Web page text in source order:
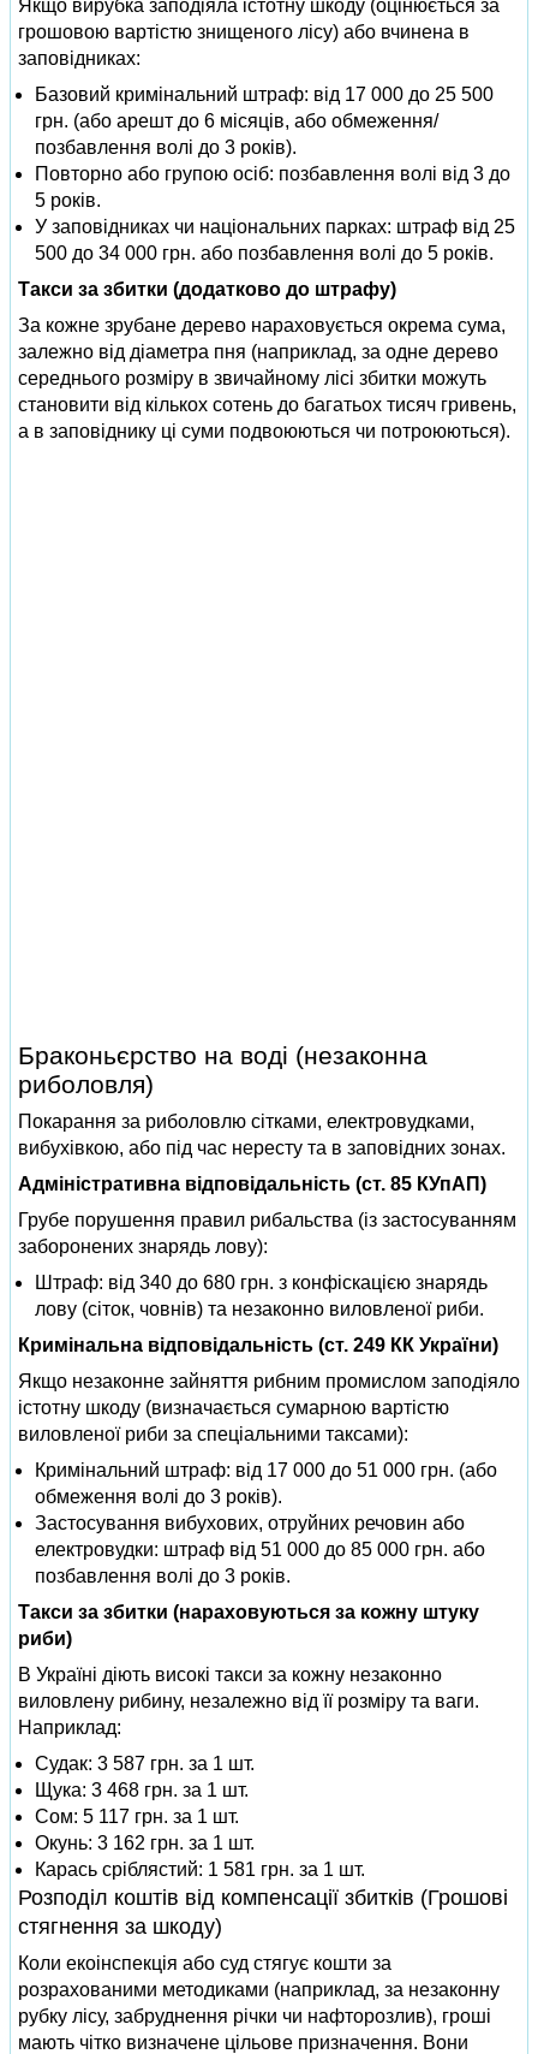
Якщо вирубка заподіяла істотну шкоду (оцінюється за
грошовою вартістю знищеного лісу) або вчинена в
заповідниках:
Базовий кримінальний штраф: від 17 000 до 25 500
грн. (або арешт до 6 місяців, або обмеження/
позбавлення волі до 3 років).
Повторно або групою осіб: позбавлення волі від 3 до
5 років.
У заповідниках чи національних парках: штраф від 25
500 до 34 000 грн. або позбавлення волі до 5 років.
Такси за збитки (додатково до штрафу)
За кожне зрубане дерево нараховується окрема сума,
залежно від діаметра пня (наприклад, за одне дерево
середнього розміру в звичайному лісі збитки можуть
становити від кількох сотень до багатьох тисяч гривень,
а в заповіднику ці суми подвоюються чи потроюються).
Браконьєрство на воді (незаконна
риболовля)
Покарання за риболовлю сітками, електровудками,
вибухівкою, або під час нересту та в заповідних зонах.
Адміністративна відповідальність (ст. 85 КУпАП)
Грубе порушення правил рибальства (із застосуванням
заборонених знарядь лову):
Штраф: від 340 до 680 грн. з конфіскацією знарядь
лову (сіток, човнів) та незаконно виловленої риби.
Кримінальна відповідальність (ст. 249 КК України)
Якщо незаконне зайняття рибним промислом заподіяло
істотну шкоду (визначається сумарною вартістю
виловленої риби за спеціальними таксами):
Кримінальний штраф: від 17 000 до 51 000 грн. (або
обмеження волі до 3 років).
Застосування вибухових, отруйних речовин або
електровудки: штраф від 51 000 до 85 000 грн. або
позбавлення волі до 3 років.
Такси за збитки (нараховуються за кожну штуку
риби)
В Україні діють високі такси за кожну незаконно
виловлену рибину, незалежно від її розміру та ваги.
Наприклад:
Судак: 3 587 грн. за 1 шт.
Щука: 3 468 грн. за 1 шт.
Сом: 5 117 грн. за 1 шт.
Окунь: 3 162 грн. за 1 шт.
Карась сріблястий: 1 581 грн. за 1 шт.
Розподіл коштів від компенсації збитків (Грошові
стягнення за шкоду)
Коли екоінспекція або суд стягує кошти за
розрахованими методиками (наприклад, за незаконну
рубку лісу, забруднення річки чи нафторозлив), гроші
мають чітко визначене цільове призначення. Вони